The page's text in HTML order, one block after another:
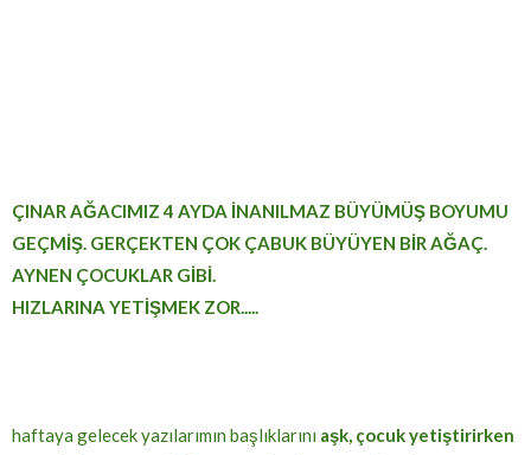
ÇINAR AĞACIMIZ 4 AYDA İNANILMAZ BÜYÜMÜŞ BOYUMU
GEÇMİŞ. GERÇEKTEN ÇOK ÇABUK BÜYÜYEN BİR AĞAÇ.
AYNEN ÇOCUKLAR GİBİ.
HIZLARINA YETİŞMEK ZOR.....
haftaya gelecek yazılarımın başlıklarını aşk, çocuk yetiştirirken